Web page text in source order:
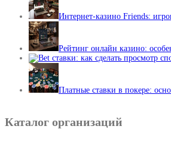
Интернет-казино Friends:
Рейтинг онлайн казино:
Платные ставки в покере:
Каталог организаций